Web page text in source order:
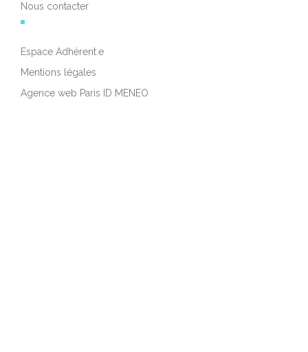
Nous contacter
Espace Adhérent.e
Mentions légales
Agence web Paris ID MENEO